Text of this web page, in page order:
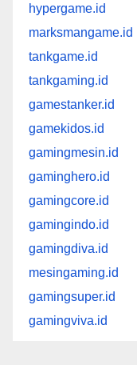
hypergame.id
marksmangame.id
tankgame.id
tankgaming.id
gamestanker.id
gamekidos.id
gamingmesin.id
gaminghero.id
gamingcore.id
gamingindo.id
gamingdiva.id
mesingaming.id
gamingsuper.id
gamingviva.id